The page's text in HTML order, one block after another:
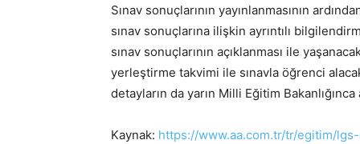
Sınav sonuçlarının yayınlanmasının
sınav sonuçlarına ilişkin ayrıntılı
sınav sonuçlarının açıklanması ile
yerleştirme takvimi ile sınavla öğrenci
detayların da yarın Milli Eğitim
Kaynak: https://www.aa.com.tr/tr/egitim/